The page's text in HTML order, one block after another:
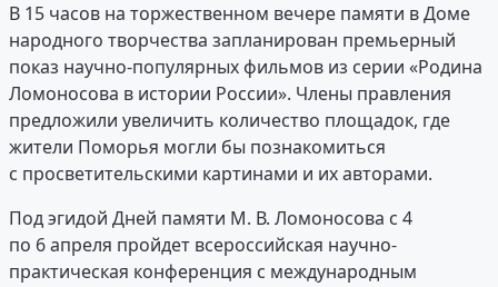
В 15 часов на торжественном вечере памяти в Доме
народного творчества запланирован премьерный
показ научно-популярных фильмов из серии «Родина
Ломоносова в истории России». Члены правления
предложили увеличить количество площадок, где
жители Поморья могли бы познакомиться
с просветительскими картинами и их авторами.
Под эгидой Дней памяти М. В. Ломоносова с 4
по 6 апреля пройдет всероссийская научно-
практическая конференция с международным